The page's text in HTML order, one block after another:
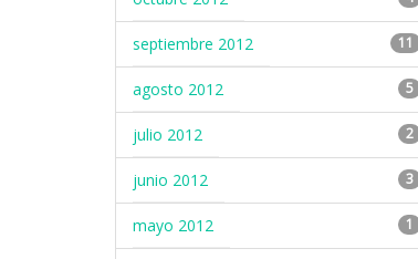
septiembre 2012 11
agosto 2012 5
julio 2012 2
junio 2012 3
mayo 2012 1